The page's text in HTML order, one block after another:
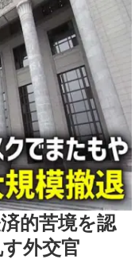
的苦境を認
外交官